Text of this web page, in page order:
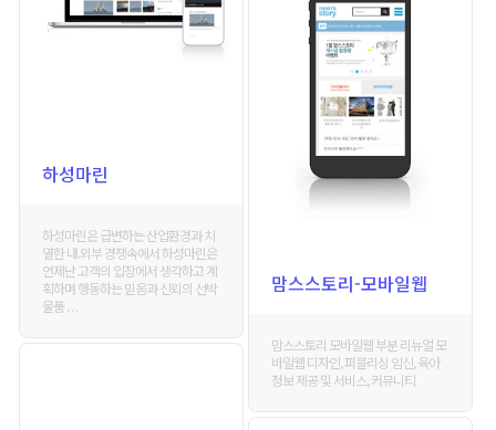
하성마린
하성마린은 급변하는 산업환경과 치
열한 내.외부 경쟁속에서 하성마린은
언제난 고객의 입장에서 생각하고 계
획하며 행동하는 믿음과 신뢰의 선박
물품 . . .
맘스스토리-모바일웹
맘스스토리 모바일웹 부분 리뉴얼 모
바일웹 디자인, 퍼블리싱 임신, 육아
정보 제공 및 서비스, 커뮤니티